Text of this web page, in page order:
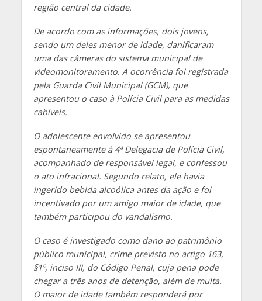
região central da cidade.
De acordo com as informações, dois jovens,
sendo um deles menor de idade, danificaram
uma das câmeras do sistema municipal de
videomonitoramento. A ocorrência foi registrada
pela Guarda Civil Municipal (GCM), que
apresentou o caso à Polícia Civil para as medidas
cabíveis.
O adolescente envolvido se apresentou
espontaneamente à 4ª Delegacia de Polícia Civil,
acompanhado de responsável legal, e confessou
o ato infracional. Segundo relato, ele havia
ingerido bebida alcoólica antes da ação e foi
incentivado por um amigo maior de idade, que
também participou do vandalismo.
O caso é investigado como dano ao patrimônio
público municipal, crime previsto no artigo 163,
§1º, inciso III, do Código Penal, cuja pena pode
chegar a três anos de detenção, além de multa.
O maior de idade também responderá por